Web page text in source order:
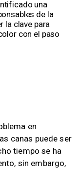
una
de la
la clave para
con el paso
en
canas puede ser
tiempo se ha
sin embargo,